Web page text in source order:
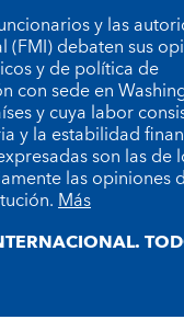
y las
debaten sus
y de política de
con sede en
y cuya labor
y la estabilidad
son las de
las opiniones
Más